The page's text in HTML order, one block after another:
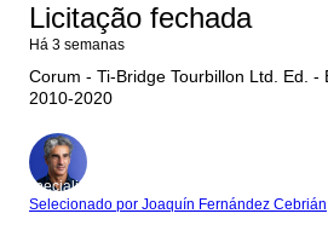
Licitação fechada
Há 3 semanas
Corum - Ti-Bridge Tourbillon Ltd. Ed. -
2010-2020
Especialista
Selecionado por Joaquín Fernández Cebrián